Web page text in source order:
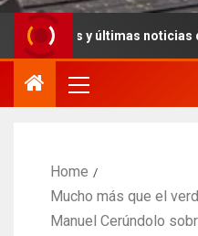
y últimas noticias del papá
Home
Mucho más que el
Manuel Cerúndolo